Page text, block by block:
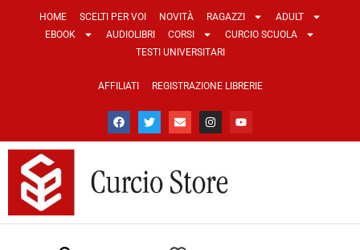
HOME SCELTI PER VOI NOVITÀ RAGAZZI
ADULT
EBOOK
AUDIOLIBRI CORSI
CURCIO SCUOLA
TESTI UNIVERSITARI
AFFILIATI REGISTRAZIONE LIBRERIE